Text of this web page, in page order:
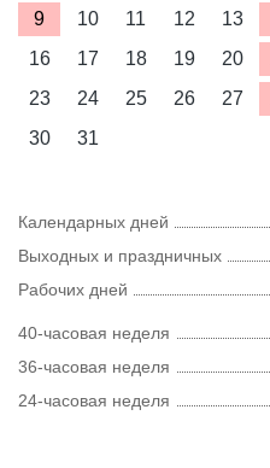
9
10 11 12 13
16
17 18 19 20
23
24 25 26 27
30
31
Календарных дней
Выходных и праздничных
Рабочих дней
40-часовая неделя
36-часовая неделя
24-часовая неделя